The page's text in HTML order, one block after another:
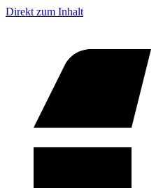
Direkt zum Inhalt